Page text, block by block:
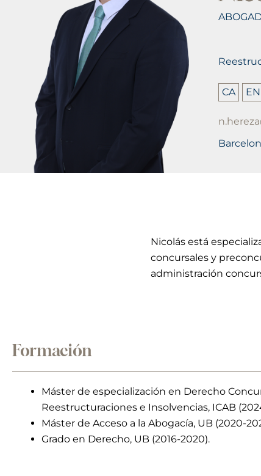
CA EN
Nicolás está
concursales y
administración
Formación
Máster de especialización en Derecho
Reestructuraciones e Insolvencias, ICAB
Máster de Acceso a la Abogacía, UB (2020-
Grado en Derecho, UB (2016-2020).